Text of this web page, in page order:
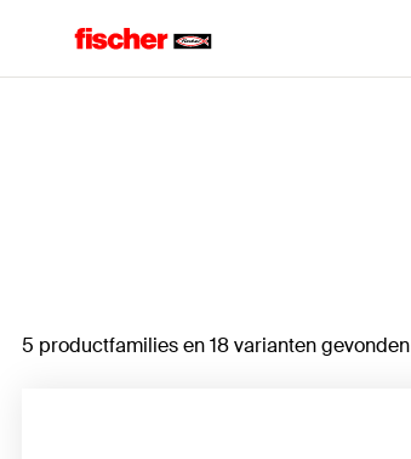
5 productfamilies en 18 varianten gevonden